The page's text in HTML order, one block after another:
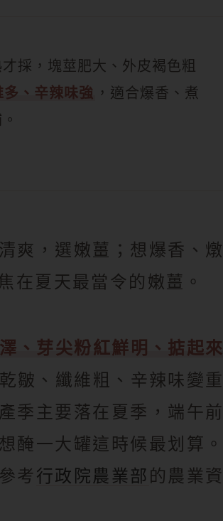
採，塊莖肥大、外皮褐色粗
多、辛辣味強 ，適合爆香、煮
爽，選嫩薑；想爆香、燉
在夏天最當令的嫩薑。
、芽尖粉紅鮮明、掂起來
皺、纖維粗、辛辣味變重
季主要落在夏季，端午前
醃一大罐這時候最划算。
考 行政院農業部 的農業資